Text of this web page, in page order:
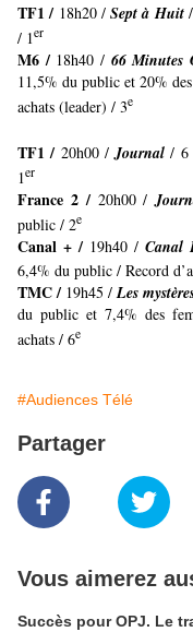
TF1 / 18h20 /Sept à Huit
/ 1er
M6 / 18h40 / 66 Minutes
11,5% du public et 20%
achats (leader) / 3e
TF1 / 20h00 /Journal / 6
1er
France 2 / 20h00 /
public / 2e
Canal + / 19h40 /Canal
6,4% du public / Record
TMC / 19h45 /Les
du public et 7,4% des
achats / 6e
#Audiences Télé
Partager
Vous aimerez
Succès pour OPJ. Le